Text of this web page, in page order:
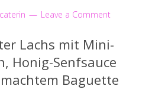
Leave a Comment
Lachs mit Mini-
Honig-Senfsauce
Baguette